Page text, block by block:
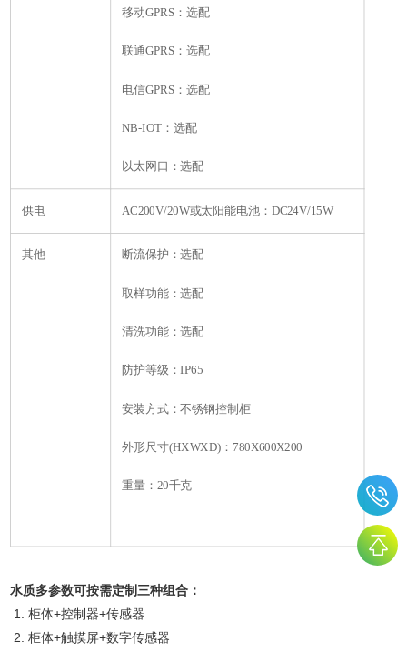
移动GPRS：选配
联通GPRS：选配
电信GPRS：选配
NB-IOT：选配
以太网口：选配
供电 AC200V/20W或太阳能电池：DC24V/15W
其他 断流保护：选配
取样功能：选配
清洗功能：选配
防护等级：IP65
安装方式：不锈钢控制柜
外形尺寸(HXWXD)：780X600X200
重量：20千克
水质多参数可按需定制三种组合：
1. 柜体+控制器+传感器
2. 柜体+触摸屏+数字传感器